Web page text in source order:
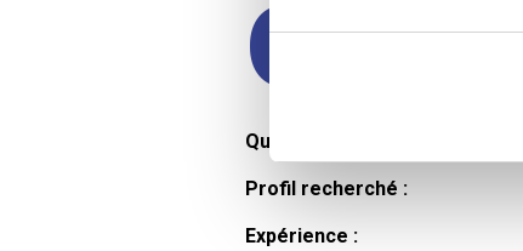
Qualifications et diplômes :
Profil recherché :
Expérience :